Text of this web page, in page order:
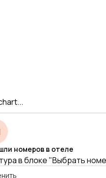
номеров в отеле
в блоке "Выбрать